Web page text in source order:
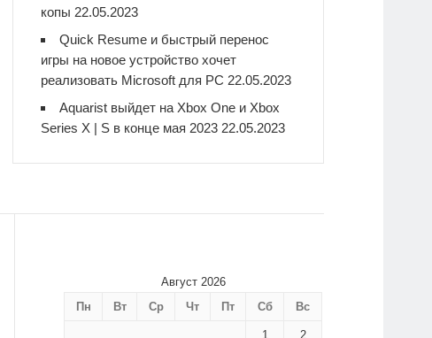
копы 22.05.2023
Quick Resume и быстрый перенос
игры на новое устройство хочет
реализовать Microsoft для PC 22.05.2023
Aquarist выйдет на Xbox One и Xbox
Series X | S в конце мая 2023 22.05.2023
Август 2026
Пн
Вт Ср Чт Пт Сб Вс
1 2